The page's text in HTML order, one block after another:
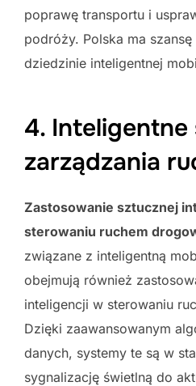
poprawę transportu i
podróży. Polska ma
dziedzinie inteligentnej
4. Inteligentne
zarządzania
Zastosowanie sztucznej
sterowaniu ruchem
związane z inteligentną
obejmują również
inteligencji w sterowaniu
Dzięki zaawansowanym
danych, systemy te są w
sygnalizację świetlną do